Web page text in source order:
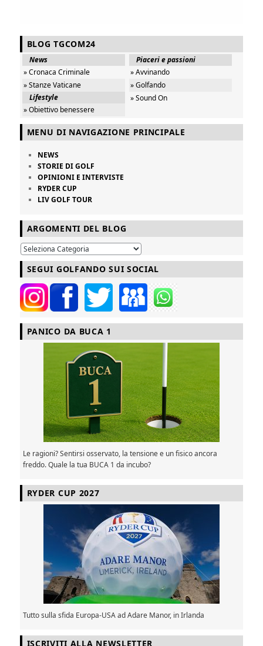
BLOG TGCOM24
News
» Cronaca Criminale
» Stanze Vaticane
Lifestyle
» Obiettivo benessere
Piaceri e passioni
» Avvinando
» Golfando
» Sound On
MENU DI NAVIGAZIONE PRINCIPALE
NEWS
STORIE DI GOLF
OPINIONI E INTERVISTE
RYDER CUP
LIV GOLF TOUR
ARGOMENTI DEL BLOG
SEGUI GOLFANDO SUI SOCIAL
PANICO DA BUCA 1
Le ragioni? Sentirsi osservato, la tensione e un fisico ancora
freddo. Quale la tua BUCA 1 da incubo?
RYDER CUP 2027
Tutto sulla sfida Europa-USA ad Adare Manor, in Irlanda
ISCRIVITI ALLA NEWSLETTER